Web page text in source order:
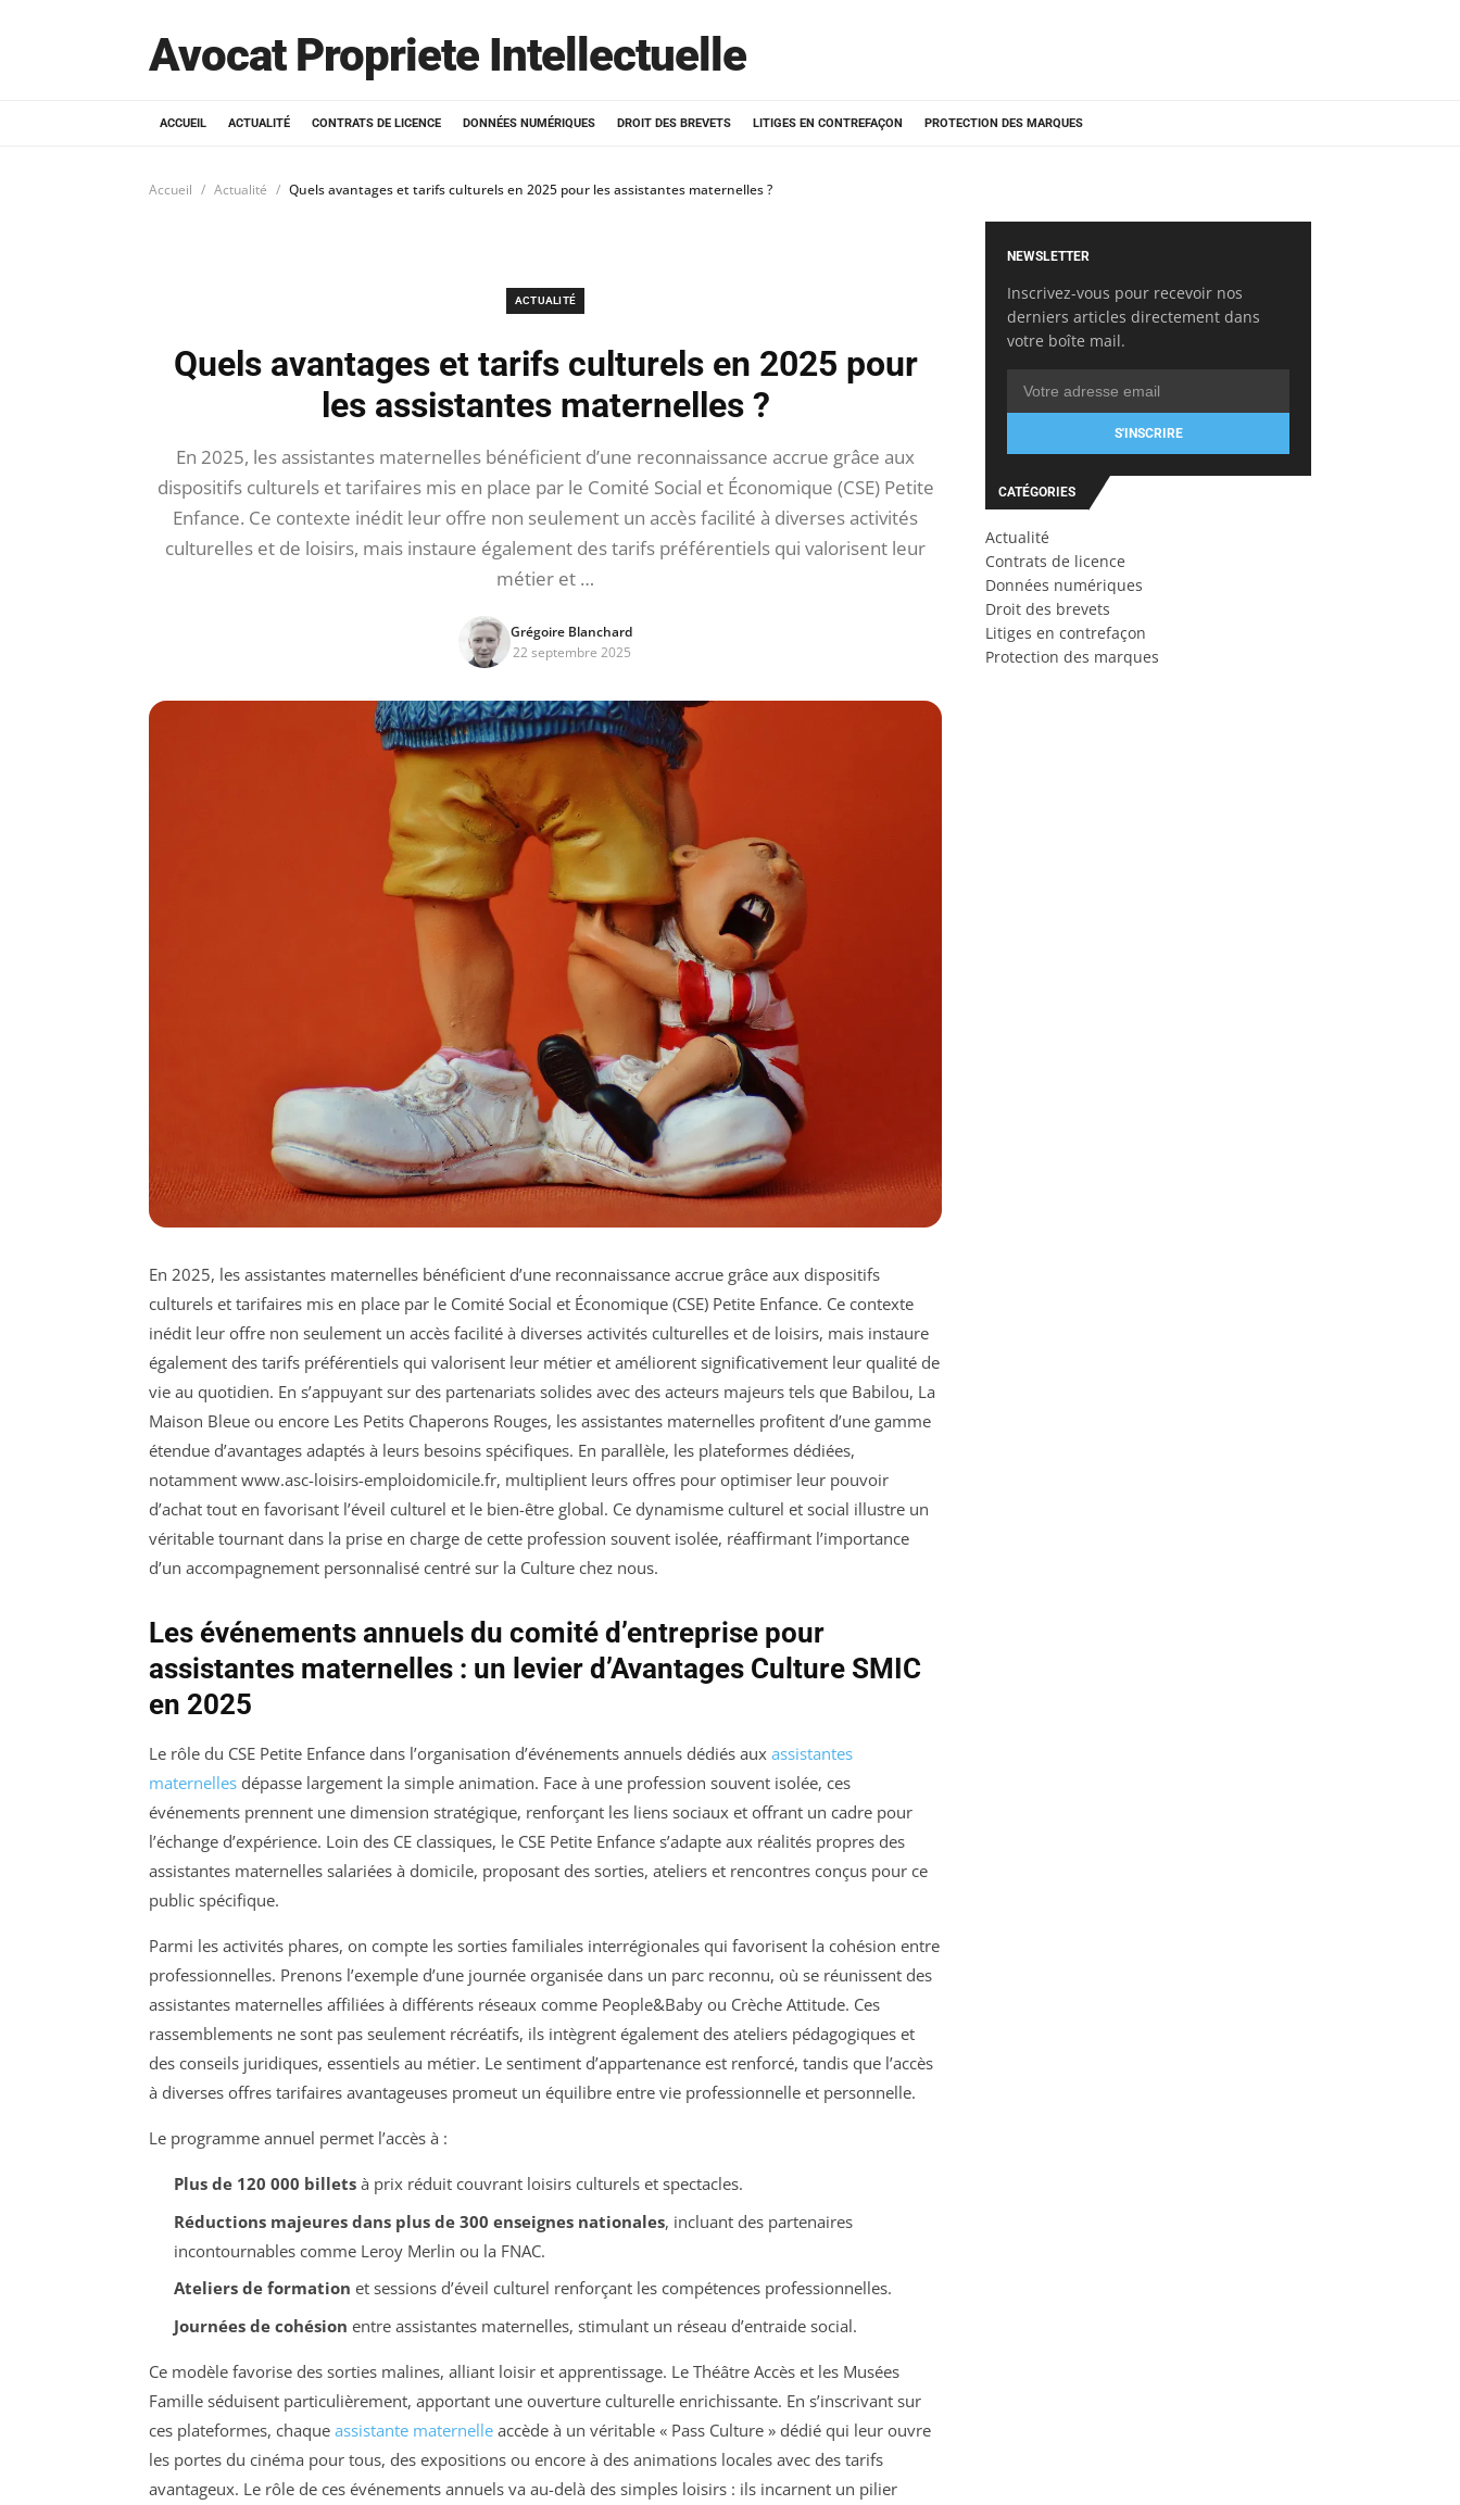
Avocat Propriete Intellectuelle
ACCUEIL ACTUALITÉ CONTRATS DE LICENCE DONNÉES NUMÉRIQUES DROIT DES BREVETS LITIGES EN CONTREFAÇON PROTECTION DES MARQUES
Accueil Actualité Quels avantages et tarifs culturels en 2025 pour les assistantes maternelles ?
ACTUALITÉ
Quels avantages et tarifs culturels en 2025 pour
les assistantes maternelles ?
En 2025, les assistantes maternelles bénéficient d’une reconnaissance accrue grâce aux
dispositifs culturels et tarifaires mis en place par le Comité Social et Économique (CSE) Petite
Enfance. Ce contexte inédit leur offre non seulement un accès facilité à diverses activités
culturelles et de loisirs, mais instaure également des tarifs préférentiels qui valorisent leur
métier et …
Grégoire Blanchard
22 septembre 2025
En 2025, les assistantes maternelles bénéficient d’une reconnaissance accrue grâce aux dispositifs
culturels et tarifaires mis en place par le Comité Social et Économique (CSE) Petite Enfance. Ce contexte
inédit leur offre non seulement un accès facilité à diverses activités culturelles et de loisirs, mais instaure
également des tarifs préférentiels qui valorisent leur métier et améliorent significativement leur qualité de
vie au quotidien. En s’appuyant sur des partenariats solides avec des acteurs majeurs tels que Babilou, La
Maison Bleue ou encore Les Petits Chaperons Rouges, les assistantes maternelles profitent d’une gamme
étendue d’avantages adaptés à leurs besoins spécifiques. En parallèle, les plateformes dédiées,
notamment www.asc-loisirs-emploidomicile.fr, multiplient leurs offres pour optimiser leur pouvoir
d’achat tout en favorisant l’éveil culturel et le bien-être global. Ce dynamisme culturel et social illustre un
véritable tournant dans la prise en charge de cette profession souvent isolée, réaffirmant l’importance
d’un accompagnement personnalisé centré sur la Culture chez nous.
Les événements annuels du comité d’entreprise pour
assistantes maternelles : un levier d’Avantages Culture SMIC
en 2025
Le rôle du CSE Petite Enfance dans l’organisation d’événements annuels dédiés aux assistantes
maternelles dépasse largement la simple animation. Face à une profession souvent isolée, ces
événements prennent une dimension stratégique, renforçant les liens sociaux et offrant un cadre pour
l’échange d’expérience. Loin des CE classiques, le CSE Petite Enfance s’adapte aux réalités propres des
assistantes maternelles salariées à domicile, proposant des sorties, ateliers et rencontres conçus pour ce
public spécifique.
Parmi les activités phares, on compte les sorties familiales interrégionales qui favorisent la cohésion entre
professionnelles. Prenons l’exemple d’une journée organisée dans un parc reconnu, où se réunissent des
assistantes maternelles affiliées à différents réseaux comme People&Baby ou Crèche Attitude. Ces
rassemblements ne sont pas seulement récréatifs, ils intègrent également des ateliers pédagogiques et
des conseils juridiques, essentiels au métier. Le sentiment d’appartenance est renforcé, tandis que l’accès
à diverses offres tarifaires avantageuses promeut un équilibre entre vie professionnelle et personnelle.
Le programme annuel permet l’accès à :
Plus de 120 000 billetsà prix réduit couvrant loisirs culturels et spectacles.
Réductions majeures dans plus de 300 enseignes nationales, incluant des partenaires
incontournables comme Leroy Merlin ou la FNAC.
Ateliers de formation et sessions d’éveil culturel renforçant les compétences professionnelles.
Journées de cohésion entre assistantes maternelles, stimulant un réseau d’entraide social.
Ce modèle favorise des sorties malines, alliant loisir et apprentissage. Le Théâtre Accès et les Musées
Famille séduisent particulièrement, apportant une ouverture culturelle enrichissante. En s’inscrivant sur
ces plateformes, chaque assistante maternelle accède à un véritable « Pass Culture » dédié qui leur ouvre
les portes du cinéma pour tous, des expositions ou encore à des animations locales avec des tarifs
avantageux. Le rôle de ces événements annuels va au-delà des simples loisirs : ils incarnent un pilier
NEWSLETTER
Inscrivez-vous pour recevoir nos
derniers articles directement dans
votre boîte mail.
S'INSCRIRE
CATÉGORIES
Actualité
Contrats de licence
Données numériques
Droit des brevets
Litiges en contrefaçon
Protection des marques